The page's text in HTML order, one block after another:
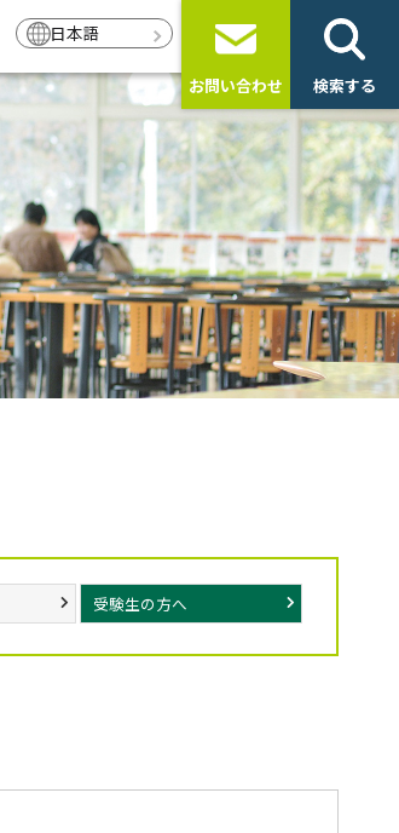
日本語
お問い合わせ 検索する
受験生の方へ